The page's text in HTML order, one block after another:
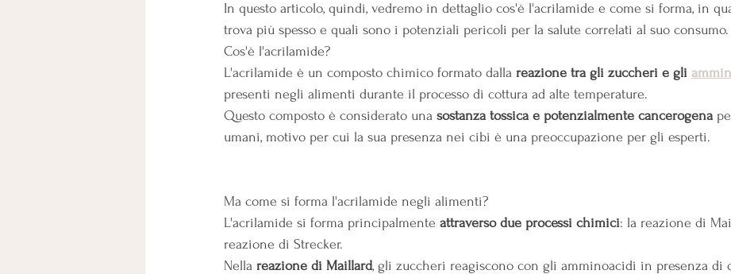
In questo articolo, quindi, vedremo in dettaglio cos'è l'acrilamide e come si forma, in
trova più spesso e quali sono i potenziali pericoli per la salute correlati al suo consumo.
Cos'è l'acrilamide?
L'acrilamide è un composto chimico formato dalla reazione tra gli zuccheri e gli
presenti negli alimenti durante il processo di cottura ad alte temperature.
Questo composto è considerato una sostanza tossica e potenzialmente cancerogena
umani, motivo per cui la sua presenza nei cibi è una preoccupazione per gli esperti.
Ma come si forma l'acrilamide negli alimenti?
L'acrilamide si forma principalmente attraverso due processi chimici: la reazione di
reazione di Strecker.
Nella reazione di Maillard, gli zuccheri reagiscono con gli amminoacidi in presenza di